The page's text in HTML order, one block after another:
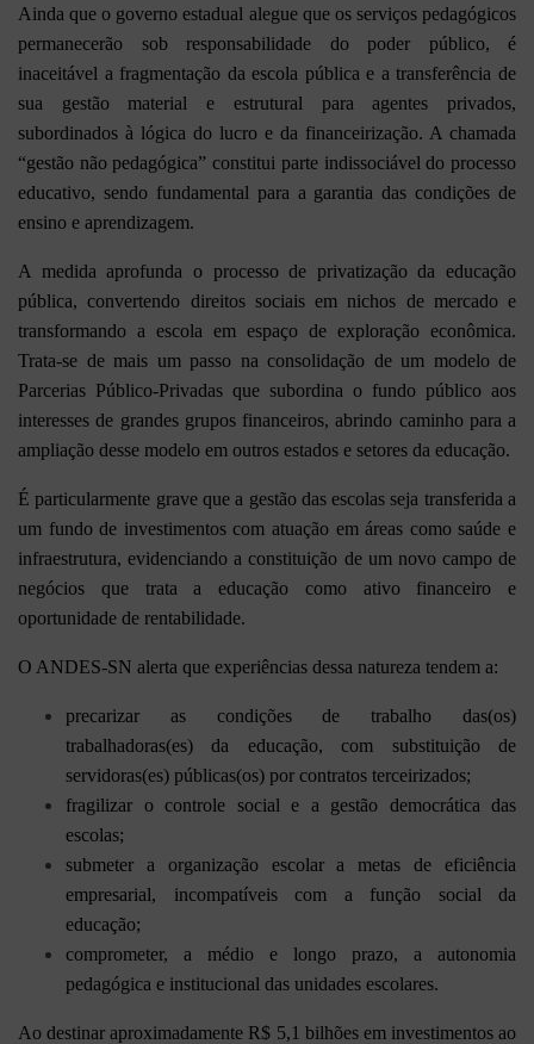
Ainda que o governo estadual alegue que os serviços pedagógicos
permanecerão sob responsabilidade do poder público, é
inaceitável a fragmentação da escola pública e a transferência de
sua gestão material e estrutural para agentes privados,
subordinados à lógica do lucro e da financeirização. A chamada
“gestão não pedagógica” constitui parte indissociável do processo
educativo, sendo fundamental para a garantia das condições de
ensino e aprendizagem.
A medida aprofunda o processo de privatização da educação
pública, convertendo direitos sociais em nichos de mercado e
transformando a escola em espaço de exploração econômica.
Trata-se de mais um passo na consolidação de um modelo de
Parcerias Público-Privadas que subordina o fundo público aos
interesses de grandes grupos financeiros, abrindo caminho para a
ampliação desse modelo em outros estados e setores da educação.
É particularmente grave que a gestão das escolas seja transferida a
um fundo de investimentos com atuação em áreas como saúde e
infraestrutura, evidenciando a constituição de um novo campo de
negócios que trata a educação como ativo financeiro e
oportunidade de rentabilidade.
O ANDES-SN alerta que experiências dessa natureza tendem a:
precarizar as condições de trabalho das(os)
trabalhadoras(es) da educação, com substituição de
servidoras(es) públicas(os) por contratos terceirizados;
fragilizar o controle social e a gestão democrática das
escolas;
submeter a organização escolar a metas de eficiência
empresarial, incompatíveis com a função social da
educação;
comprometer, a médio e longo prazo, a autonomia
pedagógica e institucional das unidades escolares.
Ao destinar aproximadamente R$ 5,1 bilhões em investimentos ao